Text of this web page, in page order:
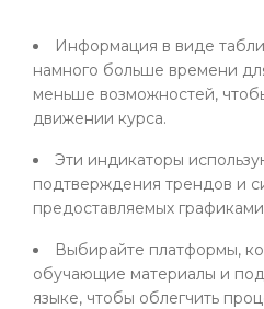
Информация в виде
намного больше времени
меньше возможностей,
движении курса.
Эти индикаторы
подтверждения трендов и
предоставляемых
Выбирайте платформы,
обучающие материалы и
языке, чтобы облегчить